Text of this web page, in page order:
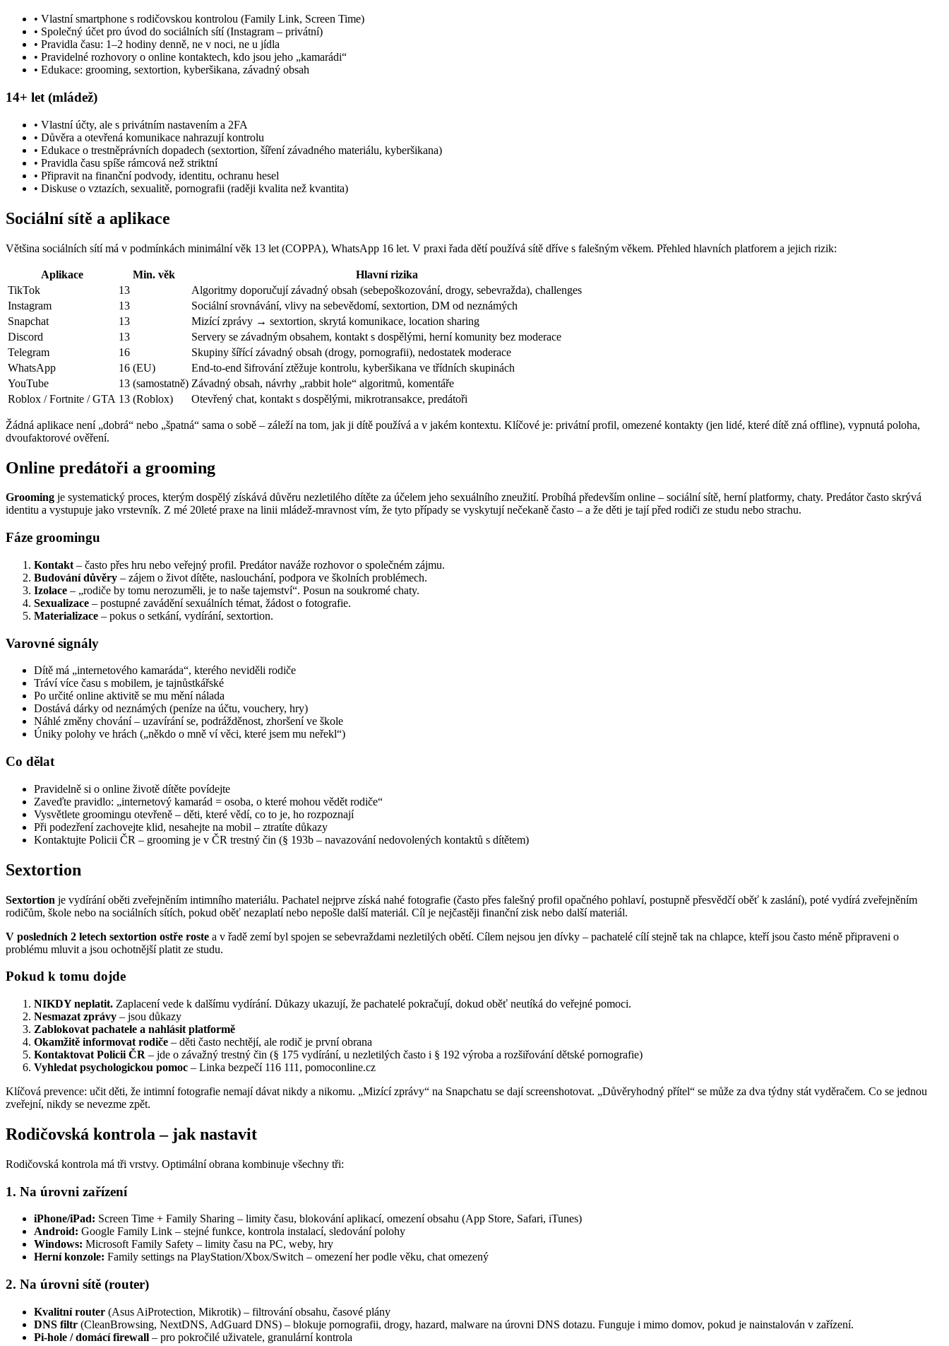
• Vlastní smartphone s rodičovskou kontrolou (Family Link, Screen Time)
• Společný účet pro úvod do sociálních sítí (Instagram – privátní)
• Pravidla času: 1–2 hodiny denně, ne v noci, ne u jídla
• Pravidelné rozhovory o online kontaktech, kdo jsou jeho „kamarádi“
• Edukace: grooming, sextortion, kyberšikana, závadný obsah
14+ let (mládež)
• Vlastní účty, ale s privátním nastavením a 2FA
• Důvěra a otevřená komunikace nahrazují kontrolu
• Edukace o trestněprávních dopadech (sextortion, šíření závadného materiálu, kyberšikana)
• Pravidla času spíše rámcová než striktní
• Připravit na finanční podvody, identitu, ochranu hesel
• Diskuse o vztazích, sexualitě, pornografii (raději kvalita než kvantita)
Sociální sítě a aplikace
Většina sociálních sítí má v podmínkách minimální věk 13 let (COPPA), WhatsApp 16 let. V praxi řada dětí používá sítě dříve s falešným věkem. Přehled hlavních platforem a jejich rizik:
Aplikace Min. věk
Hlavní rizika
TikTok
13
Algoritmy doporučují závadný obsah (sebepoškozování, drogy, sebevražda), challenges
Instagram
13
Sociální srovnávání, vlivy na sebevědomí, sextortion, DM od neznámých
Snapchat
13
Mizící zprávy → sextortion, skrytá komunikace, location sharing
Discord
13
Servery se závadným obsahem, kontakt s dospělými, herní komunity bez moderace
Telegram
16
Skupiny šířící závadný obsah (drogy, pornografii), nedostatek moderace
WhatsApp
16 (EU)
End-to-end šifrování ztěžuje kontrolu, kyberšikana ve třídních skupinách
YouTube
13 (samostatně) Závadný obsah, návrhy „rabbit hole“ algoritmů, komentáře
Roblox / Fortnite / GTA 13 (Roblox) Otevřený chat, kontakt s dospělými, mikrotransakce, predátoři
Žádná aplikace není „dobrá“ nebo „špatná“ sama o sobě – záleží na tom, jak ji dítě používá a v jakém kontextu. Klíčové je: privátní profil, omezené kontakty (jen lidé, které dítě zná offline), vypnutá poloha,
dvoufaktorové ověření.
Online predátoři a grooming
Grooming je systematický proces, kterým dospělý získává důvěru nezletilého dítěte za účelem jeho sexuálního zneužití. Probíhá především online – sociální sítě, herní platformy, chaty. Predátor často skrývá
identitu a vystupuje jako vrstevník. Z mé 20leté praxe na linii mládež-mravnost vím, že tyto případy se vyskytují nečekaně často – a že děti je tají před rodiči ze studu nebo strachu.
Fáze groomingu
Kontakt – často přes hru nebo veřejný profil. Predátor naváže rozhovor o společném zájmu.
Budování důvěry – zájem o život dítěte, naslouchání, podpora ve školních problémech.
Izolace – „rodiče by tomu nerozuměli, je to naše tajemství“. Posun na soukromé chaty.
Sexualizace – postupné zavádění sexuálních témat, žádost o fotografie.
Materializace – pokus o setkání, vydírání, sextortion.
Varovné signály
Dítě má „internetového kamaráda“, kterého neviděli rodiče
Tráví více času s mobilem, je tajnůstkářské
Po určité online aktivitě se mu mění nálada
Dostává dárky od neznámých (peníze na účtu, vouchery, hry)
Náhlé změny chování – uzavírání se, podrážděnost, zhoršení ve škole
Úniky polohy ve hrách („někdo o mně ví věci, které jsem mu neřekl“)
Co dělat
Pravidelně si o online životě dítěte povídejte
Zaveďte pravidlo: „internetový kamarád = osoba, o které mohou vědět rodiče“
Vysvětlete groomingu otevřeně – děti, které vědí, co to je, ho rozpoznají
Při podezření zachovejte klid, nesahejte na mobil – ztratíte důkazy
Kontaktujte Policii ČR – grooming je v ČR trestný čin (§ 193b – navazování nedovolených kontaktů s dítětem)
Sextortion
Sextortion je vydírání oběti zveřejněním intimního materiálu. Pachatel nejprve získá nahé fotografie (často přes falešný profil opačného pohlaví, postupně přesvědčí oběť k zaslání), poté vydírá zveřejněním
rodičům, škole nebo na sociálních sítích, pokud oběť nezaplatí nebo nepošle další materiál. Cíl je nejčastěji finanční zisk nebo další materiál.
V posledních 2 letech sextortion ostře roste a v řadě zemí byl spojen se sebevraždami nezletilých obětí. Cílem nejsou jen dívky – pachatelé cílí stejně tak na chlapce, kteří jsou často méně připraveni o
problému mluvit a jsou ochotnější platit ze studu.
Pokud k tomu dojde
NIKDY neplatit. Zaplacení vede k dalšímu vydírání. Důkazy ukazují, že pachatelé pokračují, dokud oběť neutíká do veřejné pomoci.
Nesmazat zprávy – jsou důkazy
Zablokovat pachatele a nahlásit platformě
Okamžitě informovat rodiče – děti často nechtějí, ale rodič je první obrana
Kontaktovat Policii ČR – jde o závažný trestný čin (§ 175 vydírání, u nezletilých často i § 192 výroba a rozšiřování dětské pornografie)
Vyhledat psychologickou pomoc – Linka bezpečí 116 111, pomoconline.cz
Klíčová prevence: učit děti, že intimní fotografie nemají dávat nikdy a nikomu. „Mizící zprávy“ na Snapchatu se dají screenshotovat. „Důvěryhodný přítel“ se může za dva týdny stát vyděračem. Co se jednou
zveřejní, nikdy se nevezme zpět.
Rodičovská kontrola – jak nastavit
Rodičovská kontrola má tři vrstvy. Optimální obrana kombinuje všechny tři:
1. Na úrovni zařízení
iPhone/iPad: Screen Time + Family Sharing – limity času, blokování aplikací, omezení obsahu (App Store, Safari, iTunes)
Android: Google Family Link – stejné funkce, kontrola instalací, sledování polohy
Windows: Microsoft Family Safety – limity času na PC, weby, hry
Herní konzole: Family settings na PlayStation/Xbox/Switch – omezení her podle věku, chat omezený
2. Na úrovni sítě (router)
Kvalitní router (Asus AiProtection, Mikrotik) – filtrování obsahu, časové plány
DNS filtr (CleanBrowsing, NextDNS, AdGuard DNS) – blokuje pornografii, drogy, hazard, malware na úrovni DNS dotazu. Funguje i mimo domov, pokud je nainstalován v zařízení.
Pi-hole / domácí firewall – pro pokročilé uživatele, granulární kontrola